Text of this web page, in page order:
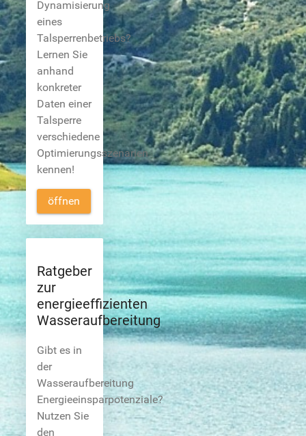
Dynamisierung
eines
Talsperrenbetriebs?
Lernen Sie
anhand
konkreter
Daten einer
Talsperre
verschiedene
Optimierungsszenarien
kennen!
öffnen
Ratgeber
zur
energieeffizienten
Wasseraufbereitung
Gibt es in
der
Wasseraufbereitung
Energieeinsparpotenziale?
Nutzen Sie
den